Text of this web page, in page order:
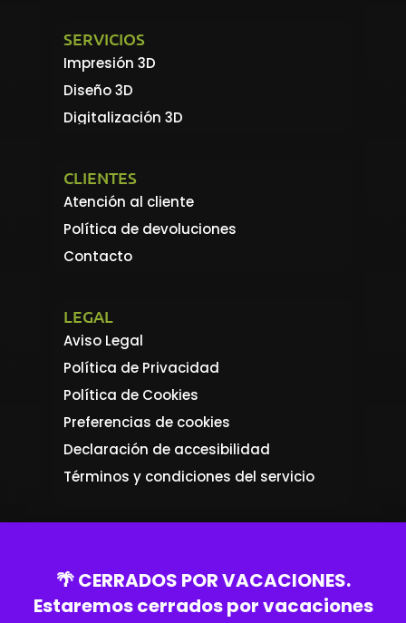
🌴 CERRADOS POR VACACIONES.
Estaremos cerrados por vacaciones
SERVICIOS
Impresión 3D
Diseño 3D
Digitalización 3D
CLIENTES
Atención al cliente
Política de devoluciones
Contacto
LEGAL
Aviso Legal
Política de Privacidad
Política de Cookies
Preferencias de cookies
Declaración de accesibilidad
Términos y condiciones del servicio
Utilizamos cookies propias y de terceros para analítica
de tus hábitos de navegación y para asegurar la